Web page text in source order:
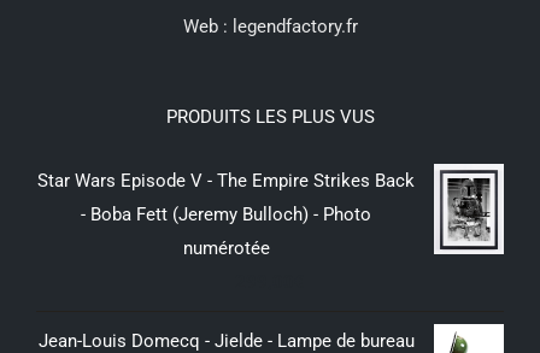
Web : legendfactory.fr
PRODUITS LES PLUS VUS
Star Wars Episode V - The Empire Strikes Back
- Boba Fett (Jeremy Bulloch) - Photo
numérotée
Jean-Louis Domecq - Jielde - Lampe de bureau